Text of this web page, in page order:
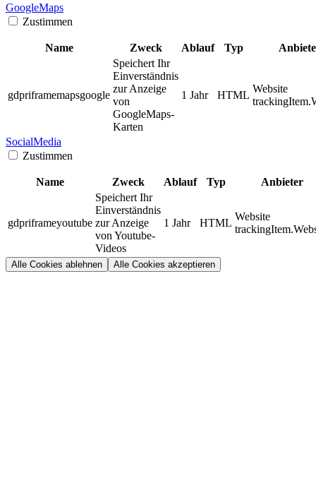
GoogleMaps
Zustimmen
Name Zweck Ablauf Typ
gdpriframemapsgoogle
Speichert Ihr
Einverständnis
zur Anzeige
von
GoogleMaps-
Karten
1 Jahr HTML
Website
SocialMedia
Zustimmen
Name Zweck Ablauf Typ Anbieter
gdpriframeyoutube
Speichert Ihr
Einverständnis
zur Anzeige
von Youtube-
Videos
1 Jahr HTML
Website
Alle Cookies ablehnen Alle Cookies akzeptieren